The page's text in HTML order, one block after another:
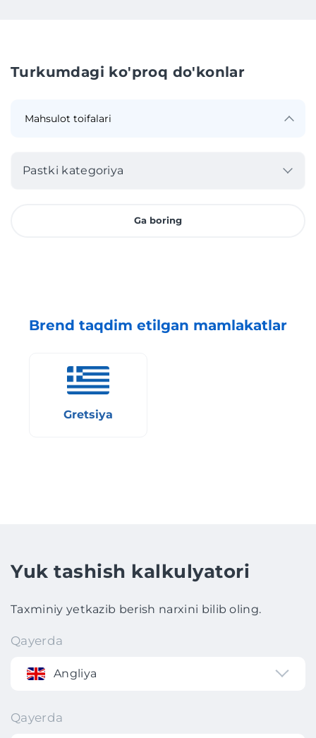
Turkumdagi ko'proq do'konlar
Pastki kategoriya
Ga boring
Brend taqdim etilgan mamlakatlar
Gretsiya
Yuk tashish kalkulyatori
Taxminiy yetkazib berish narxini bilib oling.
Qayerda
Angliya
Qayerda